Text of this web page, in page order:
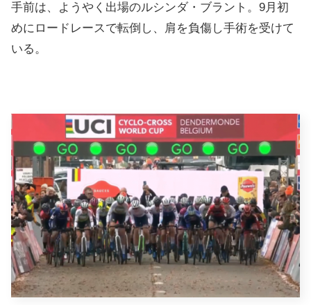
手前は、ようやく出場のルシンダ・ブラント。9月初
めにロードレースで転倒し、肩を負傷し手術を受けて
いる。